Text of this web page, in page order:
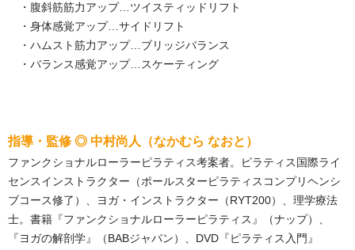
・腹斜筋筋力アップ…ツイスティッドリフト
・身体感覚アップ…サイドリフト
・ハムスト筋力アップ…ブリッジバランス
・バランス感覚アップ…スケーティング
指導・監修 ◎ 中村尚人（なかむら なおと）
ファンクショナルローラーピラティス考案者。ピラティス国際ライ
センスインストラクター（ポールスターピラティスコンプリヘンシ
ブコース修了）、ヨガ・インストラクター（RYT200）、理学療法
士。書籍『ファンクショナルローラーピラティス』（ナップ）、
『ヨガの解剖学』（BABジャパン）、DVD『ピラティス入門』